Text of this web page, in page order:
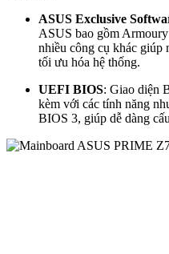
ASUS Exclusive
ASUS bao gồm
nhiều công cụ khác giúp
tối ưu hóa hệ thống.
UEFI BIOS: Giao diện
kèm với các tính năng
BIOS 3, giúp dễ dàng